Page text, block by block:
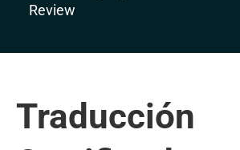
Traducción